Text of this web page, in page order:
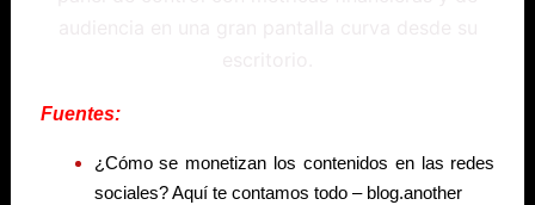
Fuentes:
¿Cómo se monetizan los contenidos en las redes
sociales? Aquí te contamos todo – blog.another